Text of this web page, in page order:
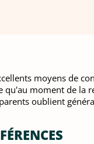
moyens de
qu'au moment de la
oublient